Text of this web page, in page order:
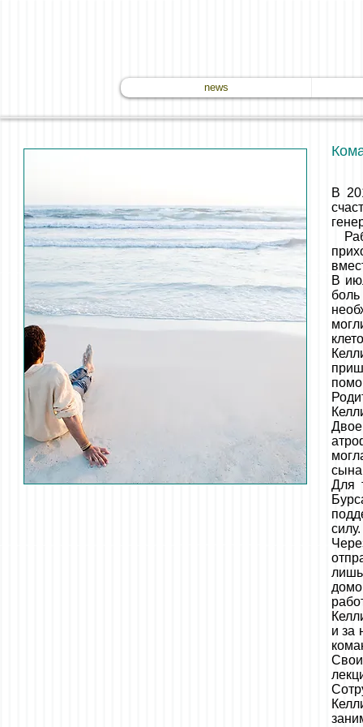
news
В
В
Для
и за